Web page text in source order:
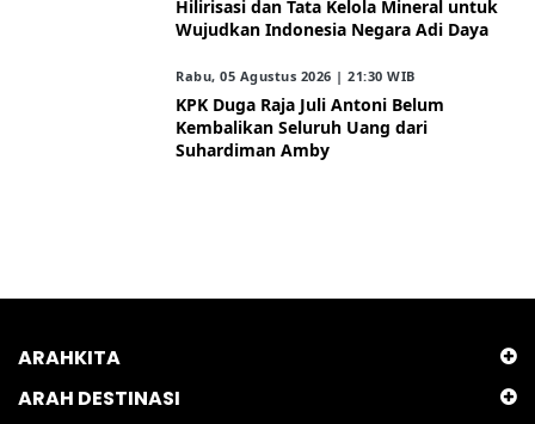
Hilirisasi dan Tata Kelola Mineral untuk
Wujudkan Indonesia Negara Adi Daya
Rabu, 05 Agustus 2026 | 21:30 WIB
KPK Duga Raja Juli Antoni Belum
Kembalikan Seluruh Uang dari
Suhardiman Amby
ARAHKITA
ARAH DESTINASI